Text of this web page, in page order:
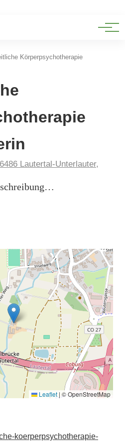
Körperpsychotherapie
Lautertal-Unterlauter,
Leaflet | © OpenStreetMap
koerperpsychotherapie-